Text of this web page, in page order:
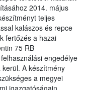
2014. május
teljes
kalászos és repce
fertőzés a hazai
75 RB
engedélye
A készítmény
a megyei